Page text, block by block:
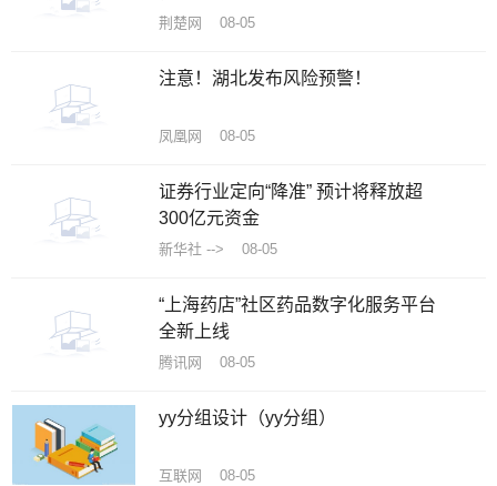
荆楚网 08-05
注意！湖北发布风险预警！
凤凰网 08-05
证券行业定向“降准” 预计将释放超
300亿元资金
新华社 --> 08-05
“上海药店”社区药品数字化服务平台
全新上线
腾讯网 08-05
yy分组设计（yy分组）
互联网 08-05